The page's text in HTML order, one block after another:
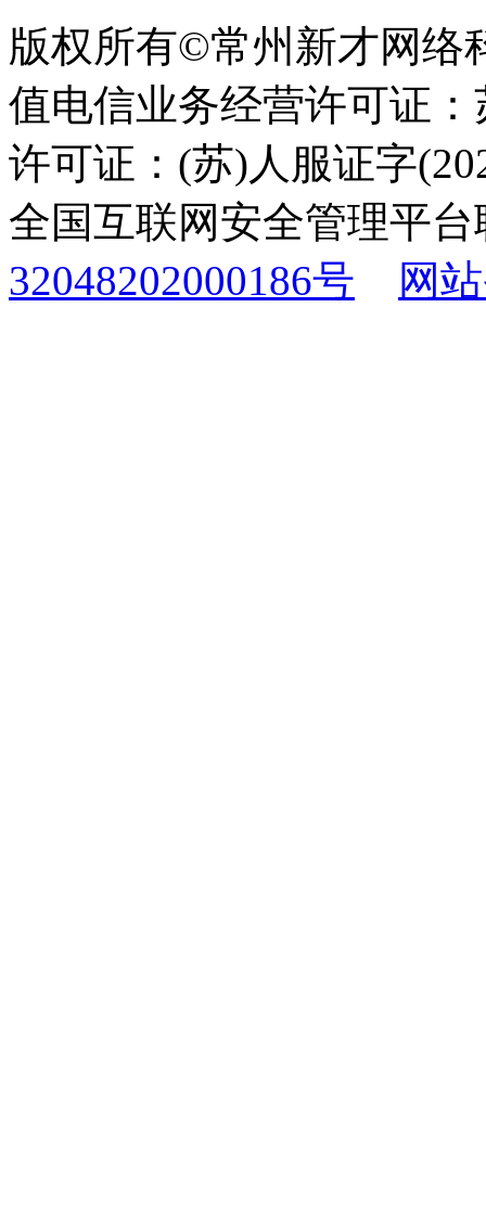
版权所有©常州新才网络
值电信业务经营许可证
许可证：(苏)人服证字
全国互联网安全管理平
32048202000186号
网